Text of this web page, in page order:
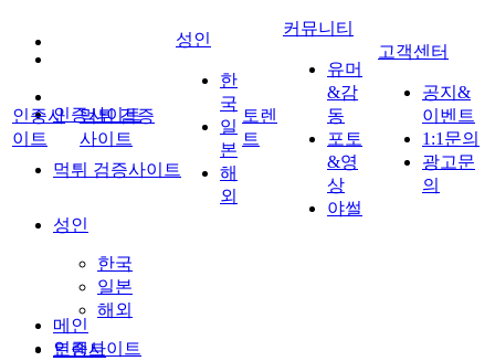
인증사이트
먹튀 검증사이트
성인
한국
일본
해외
토렌트
인증사
이트
먹튀 검증
사이트
성인
한
국
일
본
해
외
토렌
트
커뮤니티
유머
&감
동
포토
&영
상
야썰
고객센터
공지&
이벤트
1:1문의
광고문
의
메인
인증사이트